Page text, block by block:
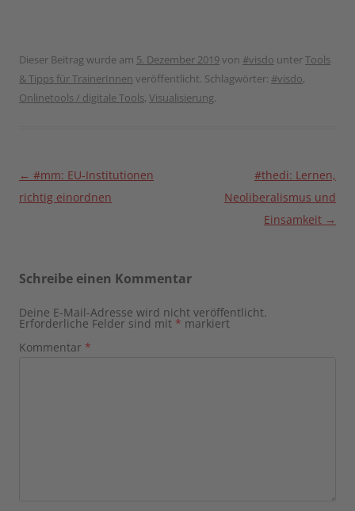
Dieser Beitrag wurde am 5. Dezember 2019von #visdo unterTools
& Tipps für TrainerInnen veröffentlicht. Schlagwörter: #visdo,
Onlinetools / digitale Tools, Visualisierung.
Beitragsnavigation
← #mm: EU-Institutionen
richtig einordnen
#thedi: Lernen,
Neoliberalismus und
Einsamkeit →
Schreibe einen Kommentar
Deine E-Mail-Adresse wird nicht veröffentlicht.
Erforderliche Felder sind mit * markiert
Kommentar *